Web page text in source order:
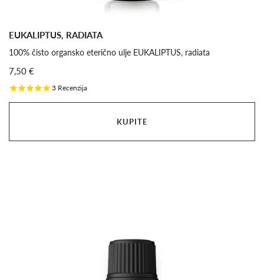
EUKALIPTUS, RADIATA
100% čisto organsko eterično ulje EUKALIPTUS, radiata
7,50 €
3 Recenzija
KUPITE